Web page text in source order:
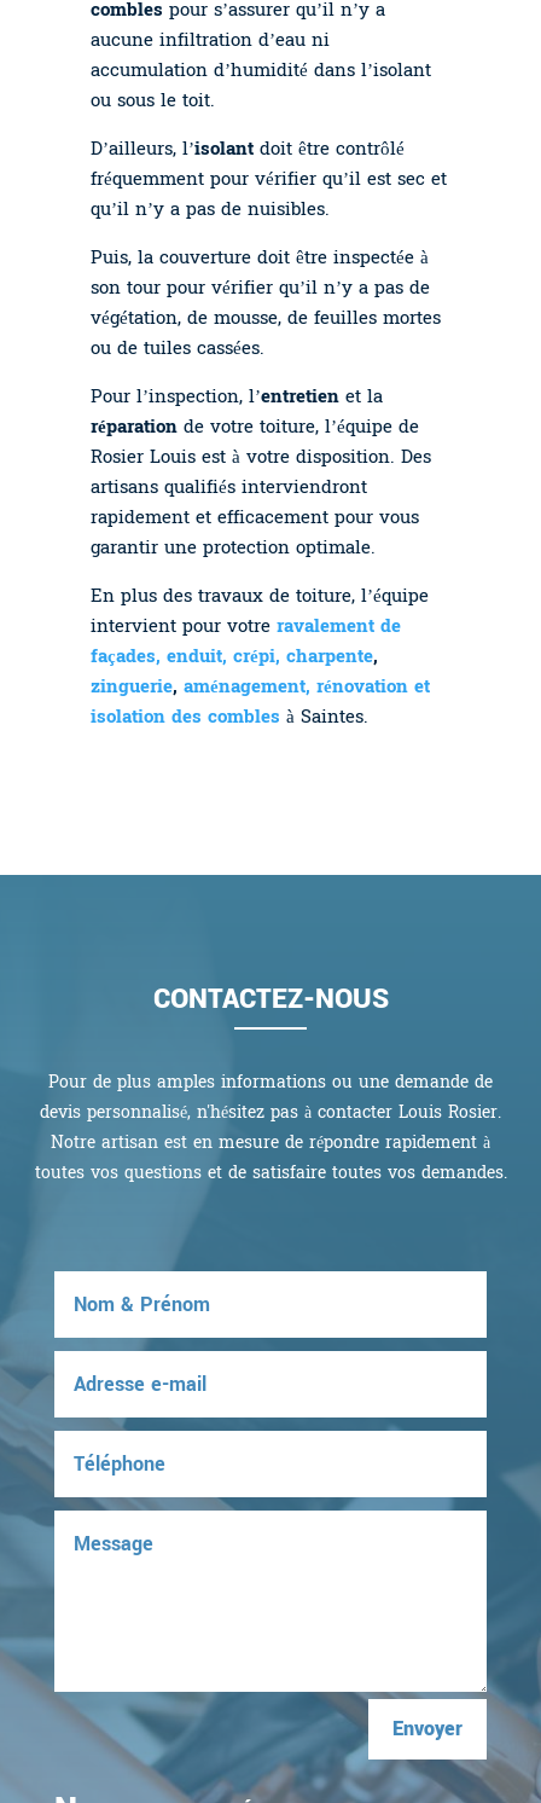
combles pour s’assurer qu’il n’y a
aucune infiltration d’eau ni
accumulation d’humidité dans l’isolant
ou sous le toit.
D’ailleurs, l’isolantdoit être contrôlé
fréquemment pour vérifier qu’il est sec et
qu’il n’y a pas de nuisibles.
Puis, la couverture doit être inspectée à
son tour pour vérifier qu’il n’y a pas de
végétation, de mousse, de feuilles mortes
ou de tuiles cassées.
Pour l’inspection, l’entretienet la
réparationde votre toiture, l’équipe de
Rosier Louis est à votre disposition. Des
artisans qualifiés interviendront
rapidement et efficacement pour vous
garantir une protection optimale.
En plus des travaux de toiture, l’équipe
intervient pour votreravalement de
façades, enduit, crépi, charpente,
zinguerie, aménagement, rénovation et
isolation des combles à Saintes.
CONTACTEZ-NOUS
Pour de plus amples informations ou une demande de
devis personnalisé, n'hésitez pas à contacter Louis Rosier.
Notre artisan est en mesure de répondre rapidement à
toutes vos questions et de satisfaire toutes vos demandes.
Envoyer